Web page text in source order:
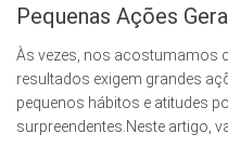
Pequenas Ações
Às vezes, nos acostumamos
resultados exigem grandes
pequenos hábitos e atitudes
surpreendentes.Neste artigo,